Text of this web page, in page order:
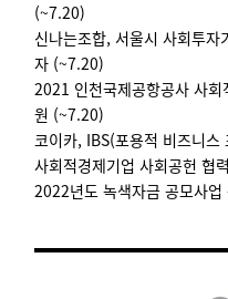
(~7.20)
신나는조합, 서울시 사회투
자 (~7.20)
2021 인천국제공항공사 사
원 (~7.20)
코이카, IBS(포용적 비즈니
사회적경제기업 사회공헌 협
2022년도 녹색자금 공모사